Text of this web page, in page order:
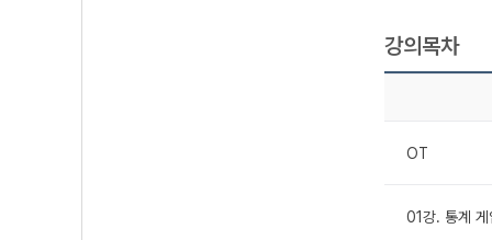
강의목차
OT
01강. 통계